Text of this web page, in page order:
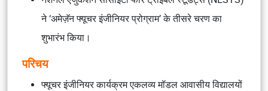
ने ‘अमेज़ॅन फ्यूचर इंजीनियर प्रोग्राम’ के तीसरे चरण का
शुभारंभ किया।
परिचय
फ्यूचर इंजीनियर कार्यक्रम एकलव्य मॉडल आवासीय विद्यालयों